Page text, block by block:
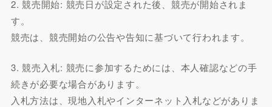
2. 競売開始: 競売日が設定された後、競売が開始されま
す。
競売は、競売開始の公告や告知に基づいて行われます。
3. 競売入札: 競売に参加するためには、本人確認などの手
続きが必要な場合があります。
入札方法は、現地入札やインターネット入札などがありま